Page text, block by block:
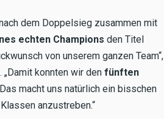
dem Doppelsieg zusammen mit
echten Champions den Titel
von unserem ganzen Team“,
konnten wir den fünften
macht uns natürlich ein bisschen
anzustreben.“